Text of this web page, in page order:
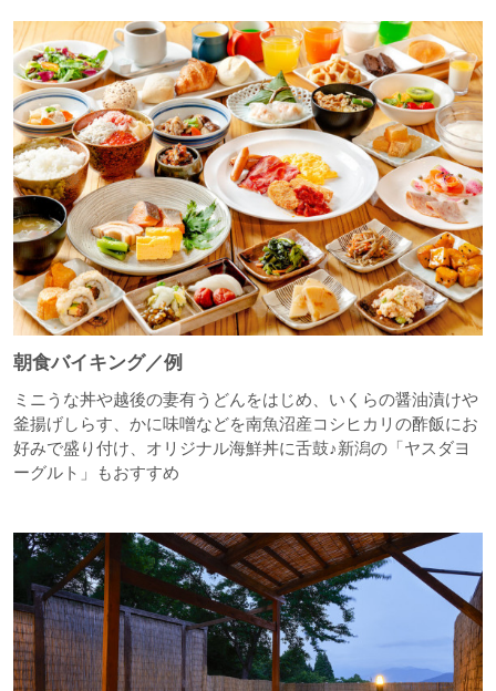
朝食バイキング／例
ミニうな丼や越後の妻有うどんをはじめ、いくらの醤油漬けや
釜揚げしらす、かに味噌などを南魚沼産コシヒカリの酢飯にお
好みで盛り付け、オリジナル海鮮丼に舌鼓♪新潟の「ヤスダヨ
ーグルト」もおすすめ